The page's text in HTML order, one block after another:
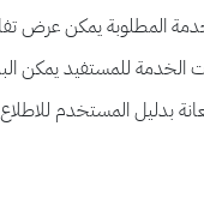
المطلوبة يمكن عرض
للمستفيد يمكن
بدليل المستخدم